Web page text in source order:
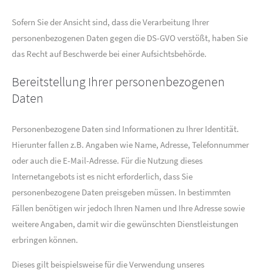
Sofern Sie der Ansicht sind, dass die Verarbeitung Ihrer
personenbezogenen Daten gegen die DS-GVO verstößt, haben Sie
das Recht auf Beschwerde bei einer Aufsichtsbehörde.
Bereitstellung Ihrer personenbezogenen
Daten
Personenbezogene Daten sind Informationen zu Ihrer Identität.
Hierunter fallen z.B. Angaben wie Name, Adresse, Telefonnummer
oder auch die E-Mail-Adresse. Für die Nutzung dieses
Internetangebots ist es nicht erforderlich, dass Sie
personenbezogene Daten preisgeben müssen. In bestimmten
Fällen benötigen wir jedoch Ihren Namen und Ihre Adresse sowie
weitere Angaben, damit wir die gewünschten Dienstleistungen
erbringen können.
Dieses gilt beispielsweise für die Verwendung unseres